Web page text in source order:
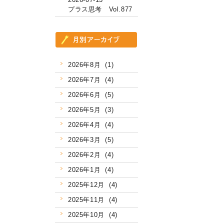
プラス思考 Vol.877
2026年8月 (1)
2026年7月 (4)
2026年6月 (5)
2026年5月 (3)
2026年4月 (4)
2026年3月 (5)
2026年2月 (4)
2026年1月 (4)
2025年12月 (4)
2025年11月 (4)
2025年10月 (4)